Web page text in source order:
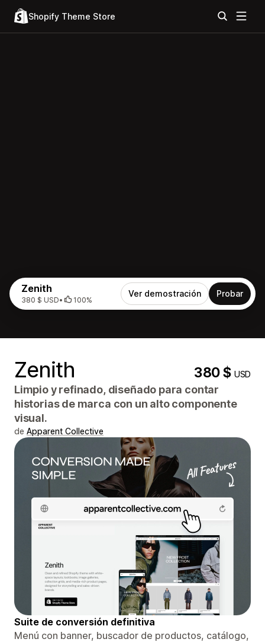
Shopify Theme Store
Zenith
380 $ USD• 100%
Ver demostración Probar
Zenith 380 $USD
Limpio y refinado, diseñado para contar
historias de marca con un alto componente
visual.
de Apparent Collective
Suite de conversión definitiva
Menú con banner, buscador de productos, catálogo,